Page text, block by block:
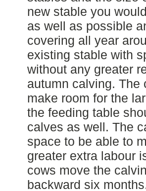
new stable you
as well as possible
covering all year
existing stable with
without any greater
autumn calving. The
make room for the
the feeding table
calves as well. The
space to be able to
greater extra labour
cows move the
backward six